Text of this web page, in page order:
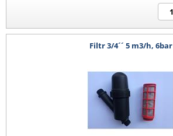
Filtr 3/4´´ 5 m3/h, 6bar